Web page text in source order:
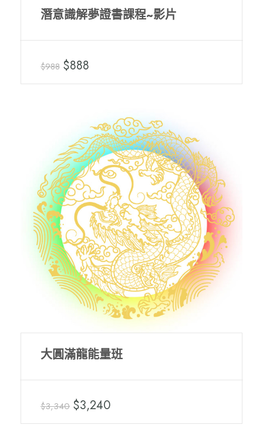
潛意識解夢證書課程~影片
$988 $888
大圓滿龍能量班
$3,340 $3,240